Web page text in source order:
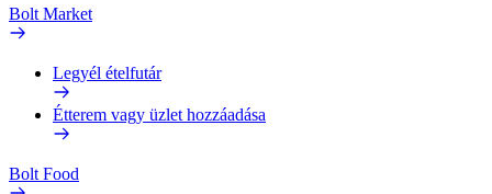
Bolt Market
Legyél ételfutár
Étterem vagy üzlet hozzáadása
Bolt Food